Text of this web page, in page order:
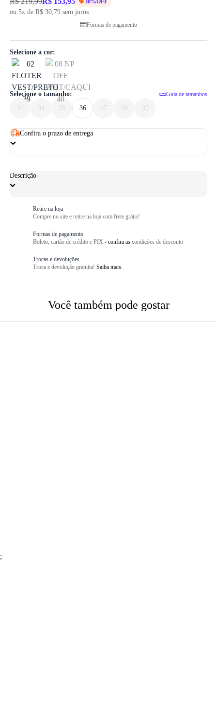
1/ 6
30%OFF
ou 5x de R$ 30,79 sem juros
Formas de pagamento
Selecione o tamanho: Guia de tamanhos
33 34 35 36 37 38 39
Selecione a cor:
Confira o prazo de entrega
Descrição
Retire na loja
Compre no site e retire na loja com frete grátis!
Formas de pagamento
Boleto, cartão de crédito e PIX - confira as condições de desconto
Trocas e devoluções
Troca e devolução gratuita! Saiba mais.
Você também pode gostar
;